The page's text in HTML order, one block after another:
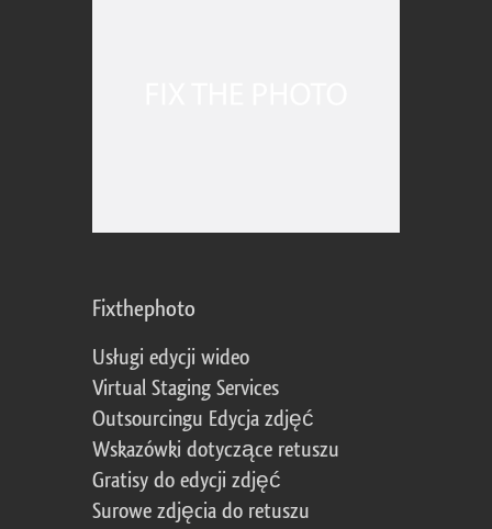
Fixthephoto
Usługi edycji wideo
Virtual Staging Services
Outsourcingu Edycja zdjęć
Wskazówki dotyczące retuszu
Gratisy do edycji zdjęć
Surowe zdjęcia do retuszu